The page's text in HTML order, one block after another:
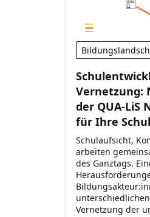
Vernetzung:
der QUA-LiS
für Ihre
Schulaufsicht,
arbeiten
des Ganztags.
Vernetzung der